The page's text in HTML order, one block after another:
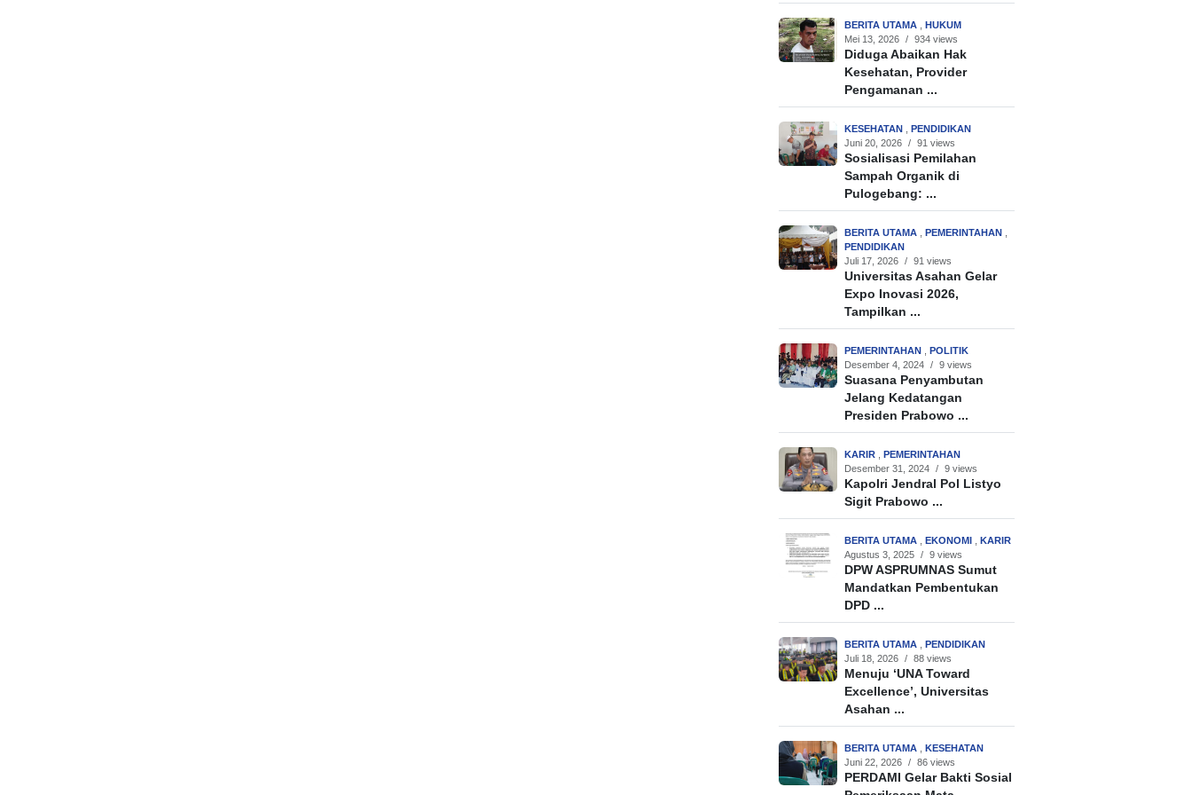
BERITA UTAMA , HUKUM
Mei 13, 2026
/ 934 views
Diduga Abaikan Hak
Kesehatan, Provider
Pengamanan ...
KESEHATAN , PENDIDIKAN
Juni 20, 2026
/ 91 views
Sosialisasi Pemilahan
Sampah Organik di
Pulogebang: ...
BERITA UTAMA , PEMERINTAHAN ,
PENDIDIKAN
Juli 17, 2026
/ 91 views
Universitas Asahan Gelar
Expo Inovasi 2026,
Tampilkan ...
PEMERINTAHAN , POLITIK
Desember 4, 2024
/ 9 views
Suasana Penyambutan
Jelang Kedatangan
Presiden Prabowo ...
KARIR , PEMERINTAHAN
Desember 31, 2024
/ 9 views
Kapolri Jendral Pol Listyo
Sigit Prabowo ...
BERITA UTAMA , EKONOMI , KARIR
Agustus 3, 2025
/ 9 views
DPW ASPRUMNAS Sumut
Mandatkan Pembentukan
DPD ...
BERITA UTAMA , PENDIDIKAN
Juli 18, 2026
/ 88 views
Menuju ‘UNA Toward
Excellence’, Universitas
Asahan ...
BERITA UTAMA , KESEHATAN
Juni 22, 2026
/ 86 views
PERDAMI Gelar Bakti Sosial